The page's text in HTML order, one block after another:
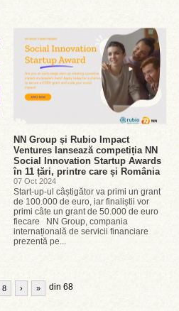
NN Group și Rubio Impact
Ventures lansează competiția NN
Social Innovation Startup Awards
în 11 țări, printre care și România
07 Oct 2024
Start-up-ul câștigător va primi un grant
de 100.000 de euro, iar finaliștii vor
primi câte un grant de 50.000 de euro
fiecare NN Group, compania
internațională de servicii financiare
prezentă pe...
8 din 68
› »